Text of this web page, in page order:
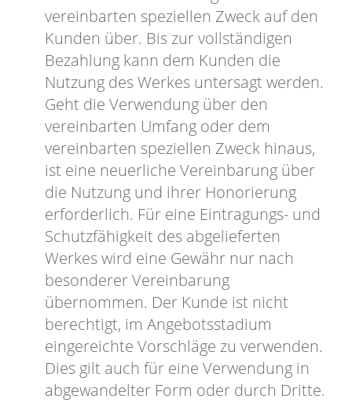
vereinbarten speziellen Zweck auf den
Kunden über. Bis zur vollständigen
Bezahlung kann dem Kunden die
Nutzung des Werkes untersagt werden.
Geht die Verwendung über den
vereinbarten Umfang oder dem
vereinbarten speziellen Zweck hinaus,
ist eine neuerliche Vereinbarung über
die Nutzung und ihrer Honorierung
erforderlich. Für eine Eintragungs- und
Schutzfähigkeit des abgelieferten
Werkes wird eine Gewähr nur nach
besonderer Vereinbarung
übernommen. Der Kunde ist nicht
berechtigt, im Angebotsstadium
eingereichte Vorschläge zu verwenden.
Dies gilt auch für eine Verwendung in
abgewandelter Form oder durch Dritte.